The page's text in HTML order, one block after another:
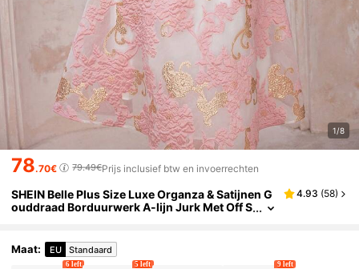
1/8
78.70€ 79.49€Prijs inclusief btw en invoerrechten
SHEIN Belle Plus Size Luxe Organza & Satijnen G
ouddraad Borduurwerk A-lijn Jurk Met Off S
urk Of Cocktail Party Jurk Prom Semi-Formele B
ruiloftsgastjurk, Voor Verjaardag, Diner
4.93 (58)
Maat: EU Standaard
6 left 5 left 9 left